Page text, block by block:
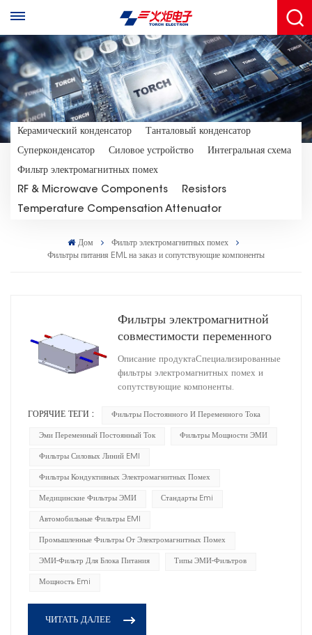
Керамический конденсатор
Танталовый конденсатор
Суперконденсатор
Силовое устройство
Интегральная схема
Фильтр электромагнитных помех
RF & Microwave Components
Resistors
Temperature Compensation Attenuator
Дом
Фильтр электромагнитных помех
Фильтры питания EML на заказ и сопутствующие компоненты
Фильтры электромагнитной
совместимости переменного
тока для фонарей
HD1A25060R0X(A)
DC1500/AC1500
Описание продуктаСпециализированные
фильтры электромагнитных помех и
сопутствующие компоненты.
ГОРЯЧИЕ ТЕГИ : Фильтры Постоянного И Переменного Тока
Эми Переменный Постоянный Ток Фильтры Мощности ЭМИ
Фильтры Силовых Линий EMI
Фильтры Кондуктивных Электромагнитных Помех
Медицинские Фильтры ЭМИ Стандарты Emi
Автомобильные Фильтры EMI
Промышленные Фильтры От Электромагнитных Помех
ЭМИ-Фильтр Для Блока Питания Типы ЭМИ-Фильтров
Мощность Emi
ЧИТАТЬ ДАЛЕЕ